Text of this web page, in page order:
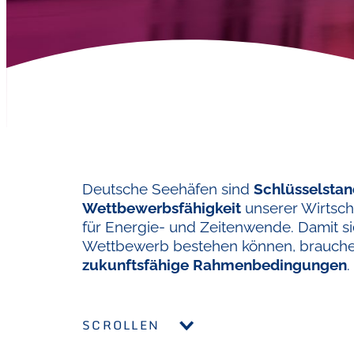
Deutsche Seehäfen sind
Wettbewerbsfähigkeit unserer
für Energie- und Zeitenwende. Damit
Wettbewerb bestehen können,
zukunftsfähige Rahmenbedingungen.
SCROLLEN